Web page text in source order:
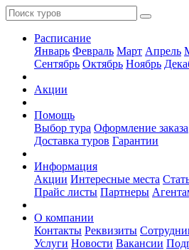
Расписание
Январь Февраль Март Апрель
Сентябрь Октябрь Ноябрь
Акции
Помощь
Выбор тура Оформление заказа
Доставка туров Гарантии
Информация
Акции Интересные места
Прайс листы Партнеры
О компании
Контакты Реквизиты
Услуги Новости Вакансии